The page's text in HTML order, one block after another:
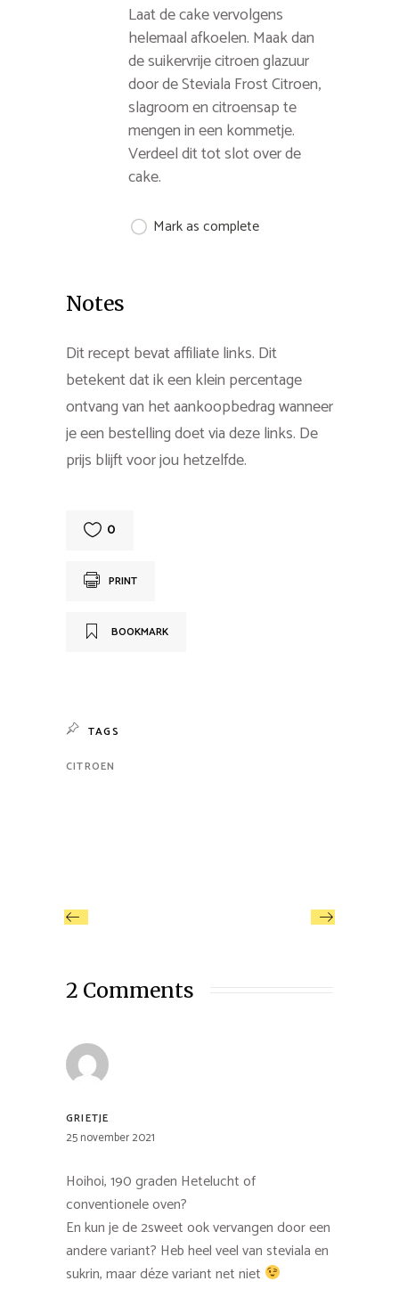
Laat de cake vervolgens
helemaal afkoelen. Maak dan
de suikervrije citroen glazuur
door de Steviala Frost Citroen,
slagroom en citroensap te
mengen in een kommetje.
Verdeel dit tot slot over de
cake.
Mark as complete
Notes
Dit recept bevat affiliate links. Dit
betekent dat ik een klein percentage
ontvang van het aankoopbedrag wanneer
je een bestelling doet via deze links. De
prijs blijft voor jou hetzelfde.
0
PRINT
BOOKMARK
TAGS
CITROEN
2 Comments
GRIETJE
25 november 2021
Hoihoi, 190 graden Hetelucht of
conventionele oven?
En kun je de 2sweet ook vervangen door een
andere variant? Heb heel veel van steviala en
sukrin, maar déze variant net niet